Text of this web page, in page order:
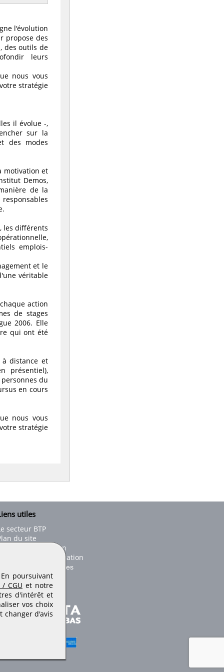
l'évolution
propose des
des outils de
leurs
nous vous
stratégie
il évolue -,
sur la
des modes
motivation et
Demos,
de la
les différents
emplois-
et le
véritable
action
de stages
2006. Elle
qui ont été
distance et
présentiel),
du
en cours
nous vous
stratégie
utiles
secteur BTP
du site
d'utilisation
de publication
des cookies
poursuivant
/ CGU et notre
d'intérêt et
vos choix
changer d'avis